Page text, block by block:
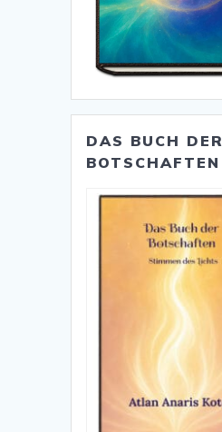
DAS BUCH DER
BOTSCHAFTEN